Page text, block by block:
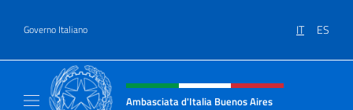
Governo Italiano IT ES
Intestazione sito, social e menù
Ambasciata d'Italia Buenos Aires